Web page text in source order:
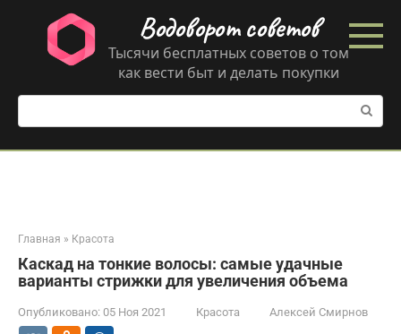
контенту
Водоворот советов
Тысячи бесплатных советов о том
как вести быт и делать покупки
Поиск:
Главная » Красота
Каскад на тонкие волосы: самые удачные
варианты стрижки для увеличения объема
Опубликовано: 05 Ноя 2021 Красота Алексей Смирнов